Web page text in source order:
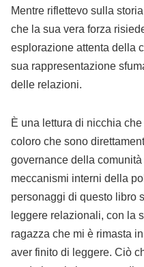
Mentre riflettevo sulla
che la sua vera forza
esplorazione attenta della
sua rappresentazione
delle relazioni.
È una lettura di nicchia
coloro che sono
governance della
meccanismi interni della
personaggi di questo libro
leggere relazionali, con la
ragazza che mi è rimasta
aver finito di leggere. Ciò